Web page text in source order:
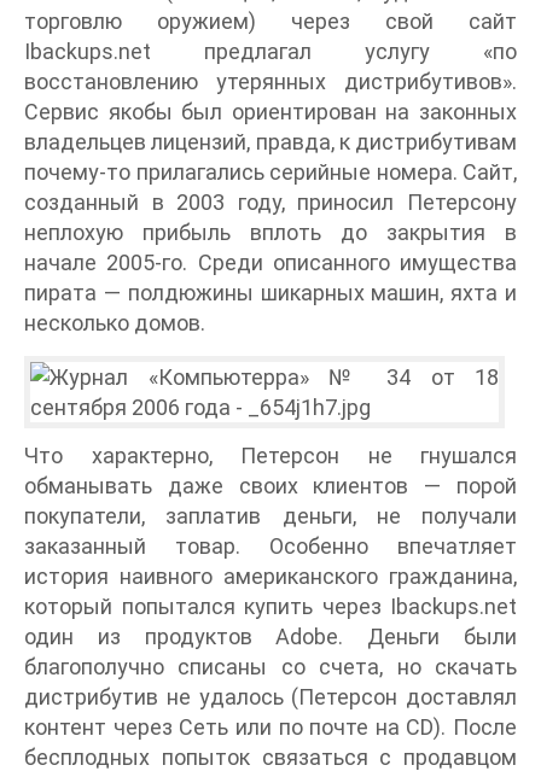
торговлю оружием) через свой сайт
Ibackups.net предлагал услугу «по
восстановлению утерянных дистрибутивов».
Сервис якобы был ориентирован на законных
владельцев лицензий, правда, к дистрибутивам
почему-то прилагались серийные номера. Сайт,
созданный в 2003 году, приносил Петерсону
неплохую прибыль вплоть до закрытия в
начале 2005-го. Среди описанного имущества
пирата — полдюжины шикарных машин, яхта и
несколько домов.
Что характерно, Петерсон не гнушался
обманывать даже своих клиентов — порой
покупатели, заплатив деньги, не получали
заказанный товар. Особенно впечатляет
история наивного американского гражданина,
который попытался купить через Ibackups.net
один из продуктов Adobe. Деньги были
благополучно списаны со счета, но скачать
дистрибутив не удалось (Петерсон доставлял
контент через Сеть или по почте на CD). После
бесплодных попыток связаться с продавцом